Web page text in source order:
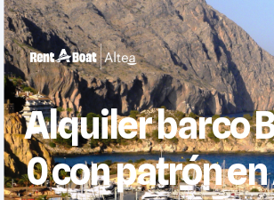
Alquiler barco
0 con patrón